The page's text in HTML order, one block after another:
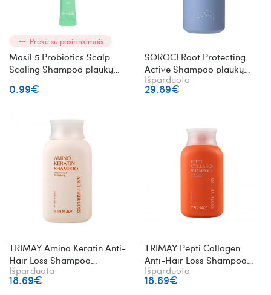
Prekė su pasirinkimais
Masil 5 Probiotics Scalp
Scaling Shampoo plaukų
ml
0.99€
SOROCI Root Protecting
Active Shampoo plaukų
šampūnas
Išparduota
29.89€
TRIMAY Amino Keratin Anti-
Hair Loss Shampoo
šampūnas mažinantis
plaukų slinkimą
Išparduota
18.69€
TRIMAY Pepti Collagen
Anti-Hair Loss Shampoo
plaukų šampūnas su
peptidais ir kolagenu
Išparduota
18.69€